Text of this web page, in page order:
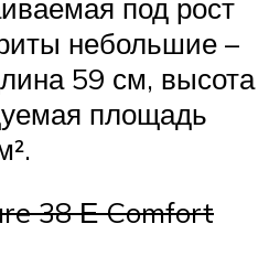
под рост
небольшие –
59 см, высота
площадь
38 Е Comfort